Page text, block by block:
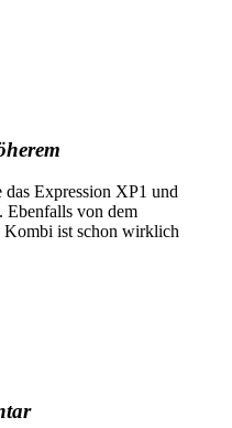
Expression XP1 und
Ebenfalls von dem
ist schon wirklich